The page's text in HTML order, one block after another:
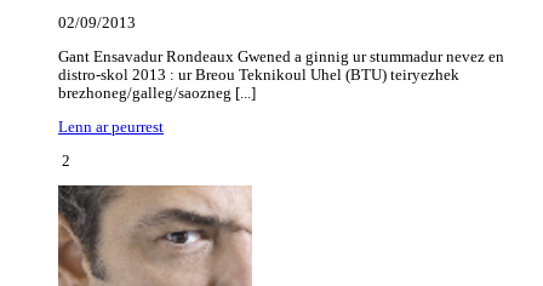
02/09/2013
Gant Ensavadur Rondeaux Gwened a ginnig ur stummadur nevez en
distro-skol 2013 : ur Breou Teknikoul Uhel (BTU) teiryezhek
brezhoneg/galleg/saozneg [...]
Lenn ar peurrest
2